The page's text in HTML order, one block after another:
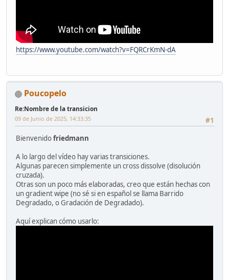
https://www.youtube.com/watch?v=FQRCrKmN-dA
Poucopelo
Re:Nombre de la transicion
#1
09 de Junio de 2025, 14:33:35
Bienvenidofriedmann
A lo largo del vídeo hay varias transiciones.
Algunas parecen simplemente un cross dissolve (disolución
cruzada).
Otras son un poco más elaboradas, creo que están hechas con
un gradient wipe (no sé si en español se llama Barrido
Degradado, o Gradación de Degradado).
Aquí explican cómo usarlo: